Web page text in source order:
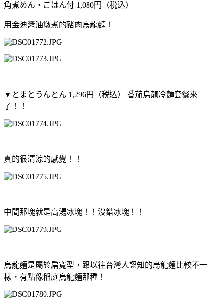
角煮めん・ごはん付 1,080円（税込）
用金迪醬油燉煮的豬肉烏龍麵！
▼とまとうんとん 1,296円（税込） 番茄烏龍冷麵套餐來
了！！
真的很清涼的感覺！！
中間那塊就是高湯冰塊！！沒錯冰塊！！
烏龍麵是屬於扁寬型，跟以往台灣人認知的烏龍麵比較不一
樣，有點像稻庭烏龍麵那種！